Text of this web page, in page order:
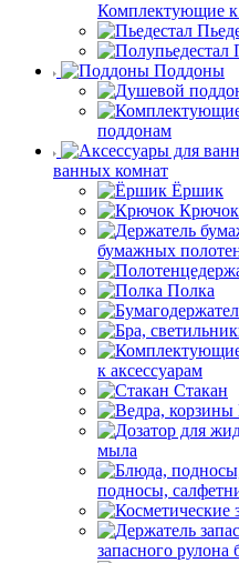
Комплектующие к
Поддоны
поддонам
ванных комнат
Ёршик
Крючок
бумажных
Полка
к аксессуарам
Стакан
мыла
подносы,
запасного рулона